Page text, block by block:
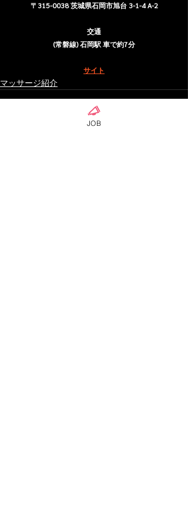
〒315-0038 茨城県石岡市旭台 3-1-4 A-2
交通
(常磐線) 石岡駅 車で約7分
サイト
マッサージ紹介
JOB